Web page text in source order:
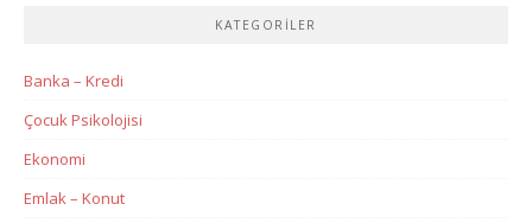
KATEGORILER
Banka – Kredi
Çocuk Psikolojisi
Ekonomi
Emlak – Konut